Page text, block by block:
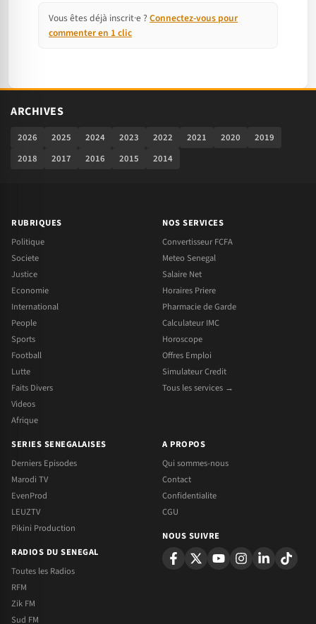
Vous êtes déjà inscrit·e ? Connectez-vous pour
commenter en 1 clic
ARCHIVES
2026 2025 2024 2023 2022 2021 2020
2019
2018
2017 2016 2015 2014
RUBRIQUES
Politique
Societe
Justice
Economie
International
People
Sports
Football
Lutte
Faits Divers
Videos
Afrique
NOS SERVICES
Convertisseur FCFA
Meteo Senegal
Salaire Net
Horaires Priere
Pharmacie de Garde
Calculateur IMC
Horoscope
Offres Emploi
Simulateur Credit
Tous les services →
SERIES SENEGALAISES
Derniers Episodes
Marodi TV
EvenProd
LEUZTV
Pikini Production
RADIOS DU SENEGAL
Toutes les Radios
RFM
Zik FM
Sud FM
A PROPOS
Qui sommes-nous
Contact
Confidentialite
CGU
NOUS SUIVRE